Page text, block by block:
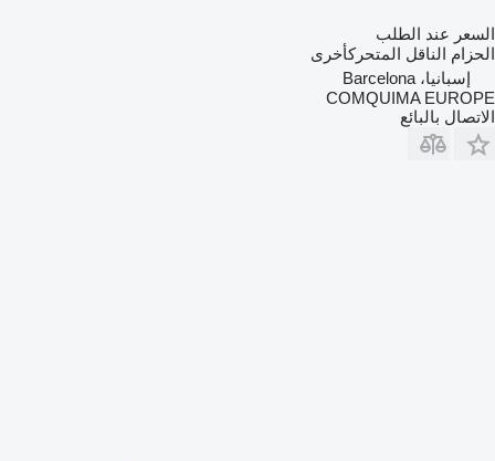
السعر عند الطلب
الحزام الناقل المتحركأخرى
إسبانيا، Barcelona
COMQUIMA EUROPE
الاتصال بالبائع